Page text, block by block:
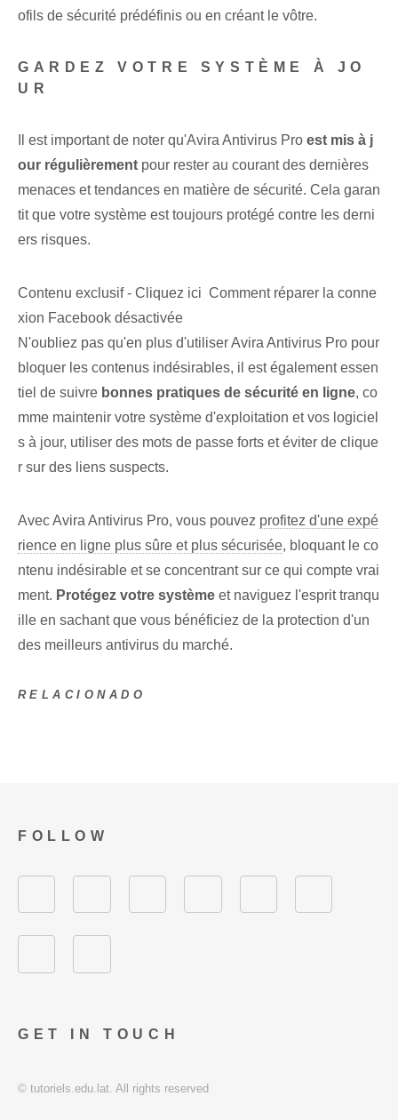
ofils de sécurité prédéfinis ou en créant le vôtre.
GARDEZ VOTRE SYSTÈME À JO
UR
Il est important de noter qu'Avira Antivirus ⁢Pro est mis à j
our régulièrement pour rester au courant des dernières
menaces et tendances en matière de sécurité. Cela garan
tit que votre système est toujours protégé contre les derni
ers risques.
Contenu exclusif - Cliquez ici Comment réparer la conne
xion Facebook désactivée
N'oubliez pas qu'en plus d'utiliser Avira Antivirus Pro pour
bloquer les contenus indésirables, il est également essen
tiel de suivre bonnes pratiques de sécurité en ligne, co
mme maintenir votre système d'exploitation et vos logiciel
s à jour, utiliser des mots de passe forts et éviter de clique
r sur des liens suspects.
Avec Avira Antivirus Pro,​ vous pouvez profitez d'une expé
rience en ligne plus sûre et plus sécurisée, bloquant le co
ntenu indésirable et se concentrant sur ce qui compte vrai
ment.‌ Protégez votre système et naviguez l'esprit tranqu
ille en sachant que vous bénéficiez de la protection d'un
des meilleurs antivirus du marché.
RELACIONADO
GET IN TOUCH
FOLLOW
© tutoriels.edu.lat. All rights reserved